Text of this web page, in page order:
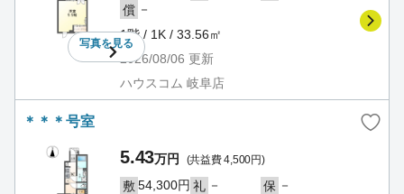
写真を見る
償 －
1階 / 1K / 33.56㎡
2026/08/06 更新
ハウスコム 岐阜店
＊＊＊号室
5.43万円 (共益費 4,500円)
敷54,300円 礼 － 保 －